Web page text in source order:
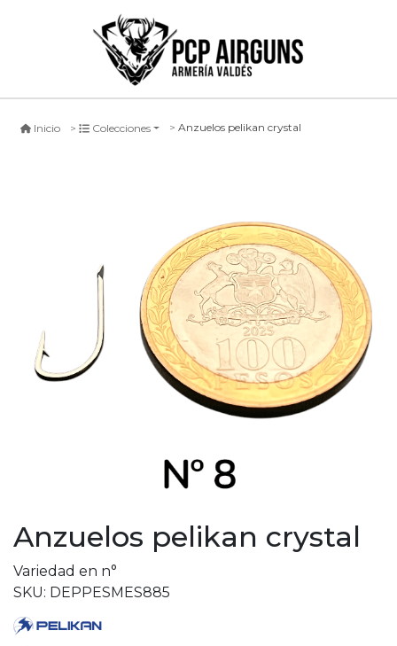
Inicio Colecciones Anzuelos pelikan crystal
Anzuelos pelikan crystal
Variedad en n°
SKU: DEPPESMES885